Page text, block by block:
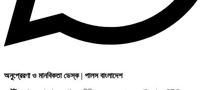
অনুপ্রেরণা ও মানবিকতা ডেস্ক | পালস বাংলাদেশ